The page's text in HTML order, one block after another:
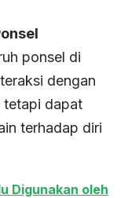
ponsel di
dengan
tetapi dapat
terhadap diri
Digunakan oleh